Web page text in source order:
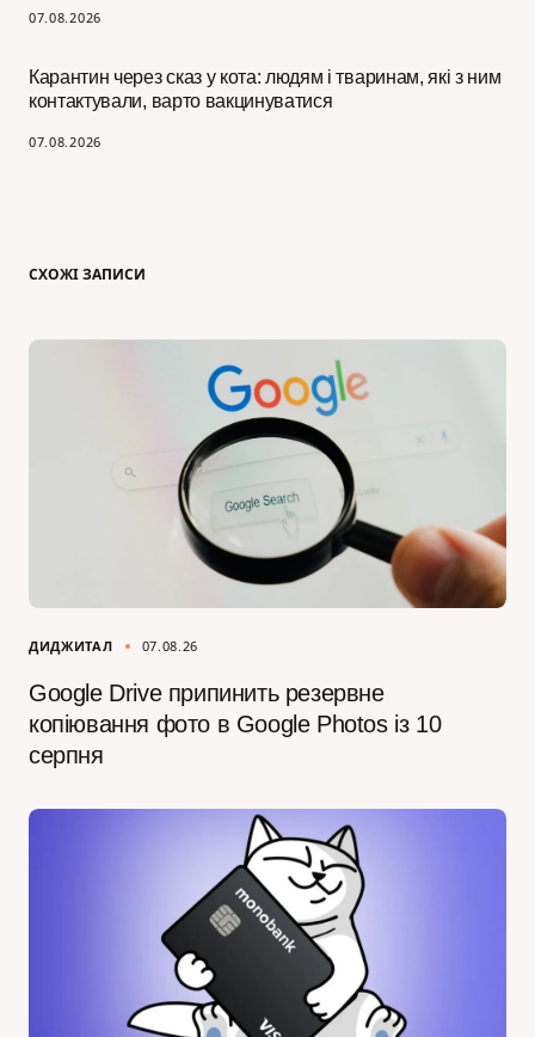
07.08.2026
Карантин через сказ у кота: людям і тваринам, які з ним
контактували, варто вакцинуватися
07.08.2026
СХОЖІ ЗАПИСИ
ДИДЖИТАЛ 07.08.26
Google Drive припинить резервне
копіювання фото в Google Photos із 10
серпня